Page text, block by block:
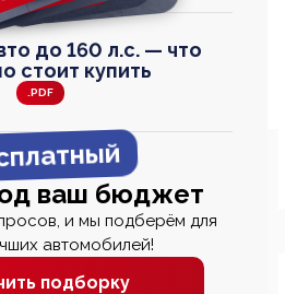
до 160 л.с. — что
стоит купить
.PDF
ваш бюджет
и мы подберём для
автомобилей!
подборку